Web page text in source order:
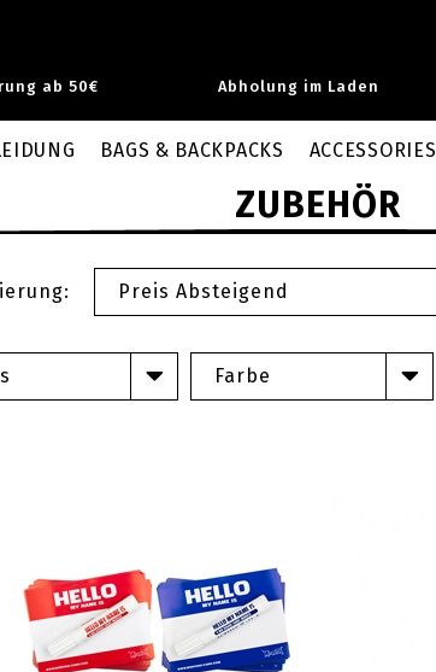
ab 50€ Abholung im Laden
BAGS & BACKPACKS ACCESSORIES
ZUBEHÖR
Preis Absteigend
Farbe